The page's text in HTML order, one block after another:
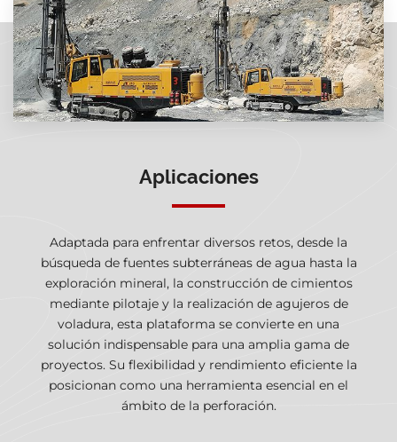
Aplicaciones
Adaptada para enfrentar diversos retos, desde la
búsqueda de fuentes subterráneas de agua hasta la
exploración mineral, la construcción de cimientos
mediante pilotaje y la realización de agujeros de
voladura, esta plataforma se convierte en una
solución indispensable para una amplia gama de
proyectos. Su flexibilidad y rendimiento eficiente la
posicionan como una herramienta esencial en el
ámbito de la perforación.